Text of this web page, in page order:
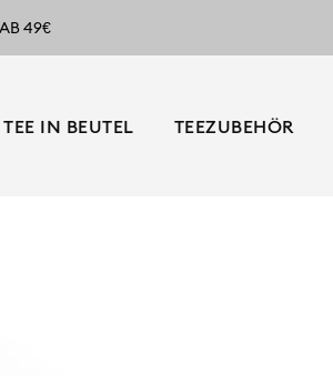
49€
TEE IN BEUTEL TEEZUBEHÖR